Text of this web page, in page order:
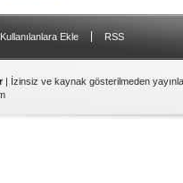
Ekle RSS
| İzinsiz ve kaynak gösterilmeden